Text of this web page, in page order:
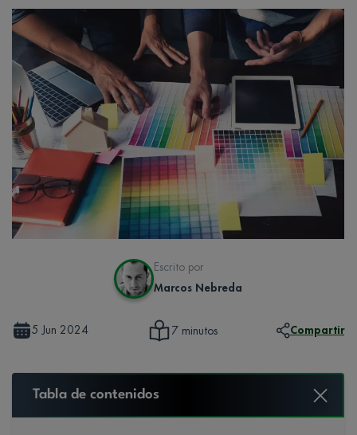
Escrito por
Marcos Nebreda
5 Jun 2024 7 minutos Compartir
Tabla de contenidos